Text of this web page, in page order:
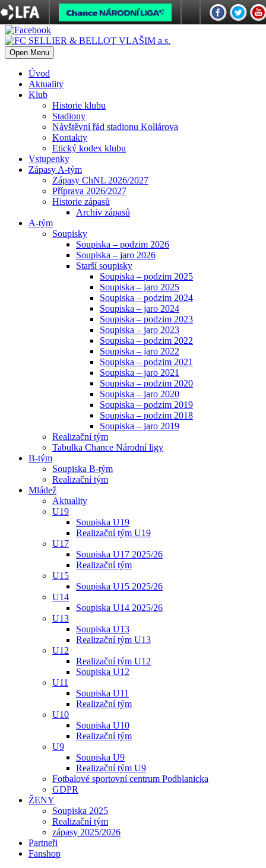
Open Menu
Úvod
Aktuality
Klub
Historie klubu
Stadiony
Návštěvní řád stadionu Kollárova
Kontakty
Etický kodex klubu
Vstupenky
Zápasy A-tým
Zápasy ChNL 2026/2027
Příprava 2026/2027
Historie zápasů
Archiv zápasů
A-tým
Soupisky
Soupiska – podzim 2026
Soupiska – jaro 2026
Starší soupisky
Soupiska – podzim 2025
Soupiska – jaro 2025
Soupiska – podzim 2024
Soupiska – jaro 2024
Soupiska – podzim 2023
Soupiska – jaro 2023
Soupiska – podzim 2022
Soupiska – jaro 2022
Soupiska – podzim 2021
Soupiska – jaro 2021
Soupiska – podzim 2020
Soupiska – jaro 2020
Soupiska – podzim 2019
Soupiska – podzim 2018
Soupiska – jaro 2019
Realizační tým
Tabulka Chance Národní ligy
B-tým
Soupiska B-tým
Realizační tým
Mládež
Aktuality
U19
Soupiska U19
Realizační tým U19
U17
Soupiska U17 2025/26
Realizační tým
U15
Soupiska U15 2025/26
U14
Soupiska U14 2025/26
U13
Soupiska U13
Realizační tým U13
U12
Realizační tým U12
Soupiska U12
U11
Soupiska U11
Realizační tým
U10
Soupiska U10
Realizační tým
U9
Soupiska U9
Realizační tým U9
Fotbalové sportovní centrum Podblanicka
GDPR
ŽENY
Soupiska 2025
Realizační tým
zápasy 2025/2026
Partneři
Fanshop